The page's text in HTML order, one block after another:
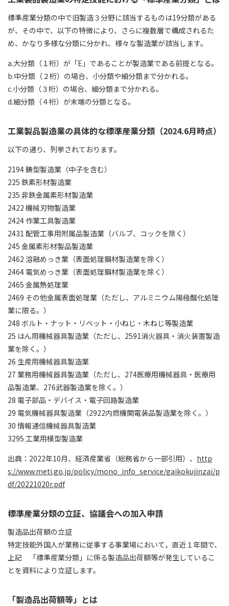
標準産業分類の中で旧製造３分野に該当するものは19分類がある
が、その中で、以下の特徴により、さらに複数層で構成されるた
め、かなり多様な分類に分かれ、様々な製造業が該当します。
a.大分類（１桁）が「E」であることが製造業である前提となる。
b.中分類（２桁）の場合、小分類や細分類まで分かれる。
c.小分類（３桁）の場合、細分類まで分かれる。
d.細分類（４桁）が末端の分類となる。
工業製品製造業の具体的な標準産業分類（2024.6月時点）
以下の通り、列挙されております。
2194 鋳型製造業（中子を含む）
225 鉄素形材製造業
235 非鉄金属素形材製造業
2422 機械刃物製造業
2424 作業工具製造業
2431 配管工事用附属品製造業（バルブ、コックを除く）
245 金属素形材製品製造業
2462 溶融めっき業（表面処理鋼材製造業を除く）
2464 電気めっき業（表面処理鋼材製造業を除く）
2465 金属熱処理業
2469 その他金属表面処理業（ただし、アルミニウム陽極酸化処理
業に限る。）
248 ボルト・ナット・リベット・小ねじ・木ねじ等製造業
25 はん用機械器具製造業（ただし、2591消火器具・消火装置製造
業を除く。）
26 生産用機械器具製造業
27 業務用機械器具製造業（ただし、274医療用機械器具・医療用
品製造業、276武器製造業を除く。）
28 電子部品・デバイス・電子回路製造業
29 電気機械器具製造業（2922内燃機関電装品製造業を除く。）
30 情報通信機械器具製造業
3295 工業用模型製造業
出典：2022年10月、経済産業省（総務省から一部引用）、 http
s://www.meti.go.jp/policy/mono_info_service/gaikokujinzai/p
df/20221020r.pdf
標準産業分類の立証、協議会への加入申請
製造品出荷額の立証
特定技能外国人が業務に従事する事業場において，直近１年間で、
上記 「標準産業分類」に係る製造品出荷額等が発生しているこ
とを資料により立証します。
「製造品出荷額等」とは